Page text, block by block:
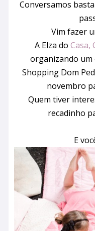
Conversamos
Vim fazer
A Elza do Casa,
organizando
Shopping Dom
novembro
Quem tiver
recadinho
E